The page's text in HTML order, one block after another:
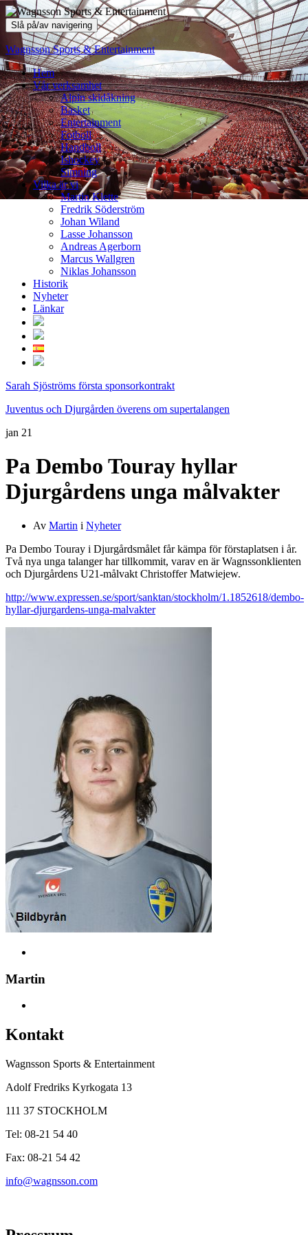
Slå på/av navigering
Wagnsson Sports & Entertainment
Hem
Vår verksamhet
Alpin skidåkning
Basket
Entertainment
Fotboll
Handboll
Ishockey
Simning
Vilka är vi
Martin Klette
Fredrik Söderström
Johan Wiland
Lasse Johansson
Andreas Agerborn
Marcus Wallgren
Niklas Johansson
Historik
Nyheter
Länkar
Sarah Sjöströms första sponsorkontrakt
Juventus och Djurgården överens om supertalangen
jan 21
Pa Dembo Touray hyllar
Djurgårdens unga målvakter
Av Martin i Nyheter
Pa Dembo Touray i Djurgårdsmålet får kämpa för förstaplatsen i år.
Två nya unga talanger har tillkommit, varav en är Wagnssonklienten
och Djurgårdens U21-målvakt Christoffer Matwiejew.
http://www.expressen.se/sport/sanktan/stockholm/1.1852618/dembo-
hyllar-djurgardens-unga-malvakter
Martin
Kontakt
Wagnsson Sports & Entertainment
Adolf Fredriks Kyrkogata 13
111 37 STOCKHOLM
Tel: 08-21 54 40
Fax: 08-21 54 42
info@wagnsson.com